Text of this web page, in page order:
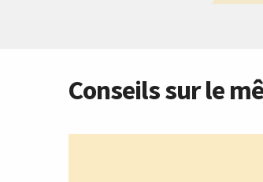
Conseils sur le